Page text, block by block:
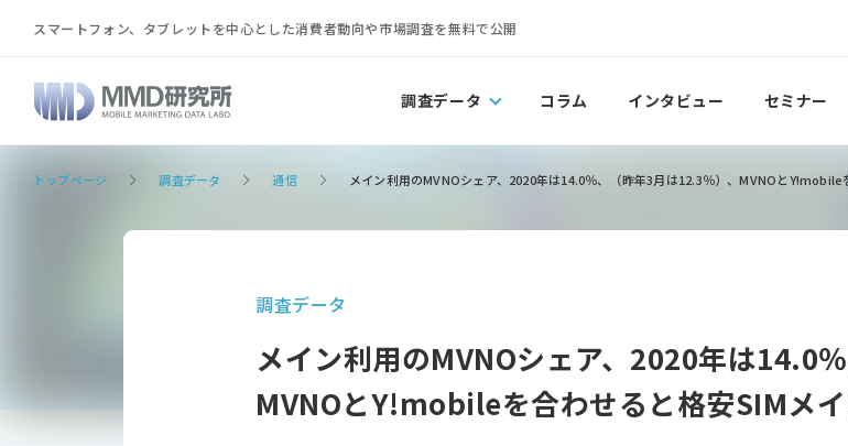
スマートフォン、タブレットを中心とした消費者動向や市場調査を無料で公開
調査データ コラム インタビュー セミナー
トップページ 調査データ 通信 メイン利用のMVNOシェア、2020年は14.0％、（昨年3月は12.3％）、MVNOと
調査データ
メイン利用のMVNOシェア、2020年は14.0
MVNOとY!mobileを合わせると格安SIMメ